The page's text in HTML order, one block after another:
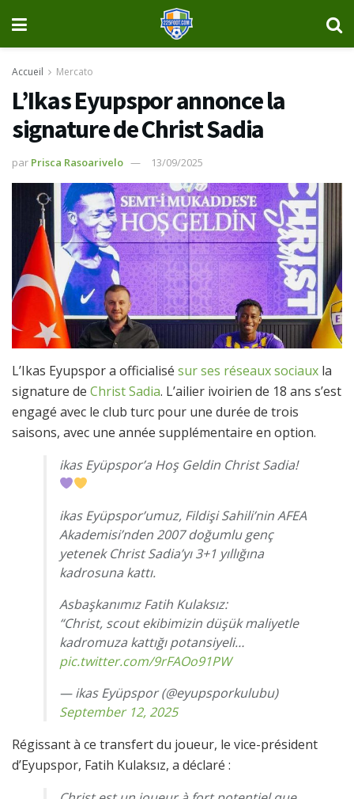
Accueil Mercato
L’Ikas Eyupspor annonce la
signature de Christ Sadia
par Prisca Rasoarivelo 13/09/2025
L’Ikas Eyupspor a officialisé sur ses réseaux sociaux la
signature de Christ Sadia. L’ailier ivoirien de 18 ans s’est
engagé avec le club turc pour une durée de trois
saisons, avec une année supplémentaire en option.
ikas Eyüpspor’a Hoş Geldin Christ Sadia!
ikas Eyüpspor’umuz, Fildişi Sahili’nin AFEA
Akademisi’nden 2007 doğumlu genç
yetenek Christ Sadia’yı 3+1 yıllığına
kadrosuna kattı.
Asbaşkanımız Fatih Kulaksız:
“Christ, scout ekibimizin düşük maliyetle
kadromuza kattığı potansiyeli…
pic.twitter.com/9rFAOo91PW
— ikas Eyüpspor (@eyupsporkulubu)
September 12, 2025
Régissant à ce transfert du joueur, le vice-président
d’Eyupspor, Fatih Kulaksız, a déclaré :